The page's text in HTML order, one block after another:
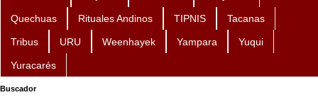
Quechuas Rituales Andinos TIPNIS Tacanas
Tribus URU Weenhayek Yampara Yuqui
Yuracarés
Buscador